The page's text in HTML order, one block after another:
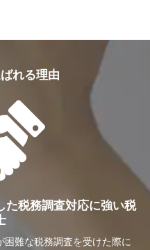
れる理由
た税務調査対応に強い税
難な税務調査を受けた際に